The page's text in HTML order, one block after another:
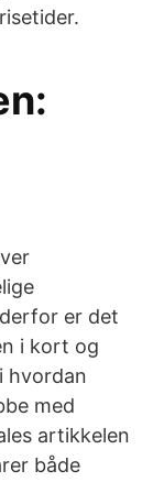
er det
i kort og
hvordan
med
artikkelen
både